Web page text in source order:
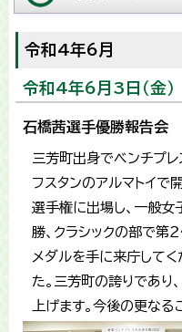
令和4年6月
令和4年6月3日（金）
石橋茜選手優勝報告会
三芳町出身でベンチプ
フスタンのアルマトイで
選手権に出場し、一般女
勝、クラシックの部で第
メダルを手に来庁してく
た。三芳町の誇りであり
上げます。今後の更なる